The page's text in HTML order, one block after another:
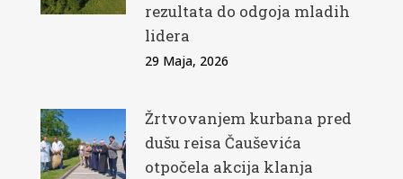
rezultata do odgoja mladih
lidera
29 Maja, 2026
Žrtvovanjem kurbana pred
dušu reisa Čauševića
otpočela akcija klanja